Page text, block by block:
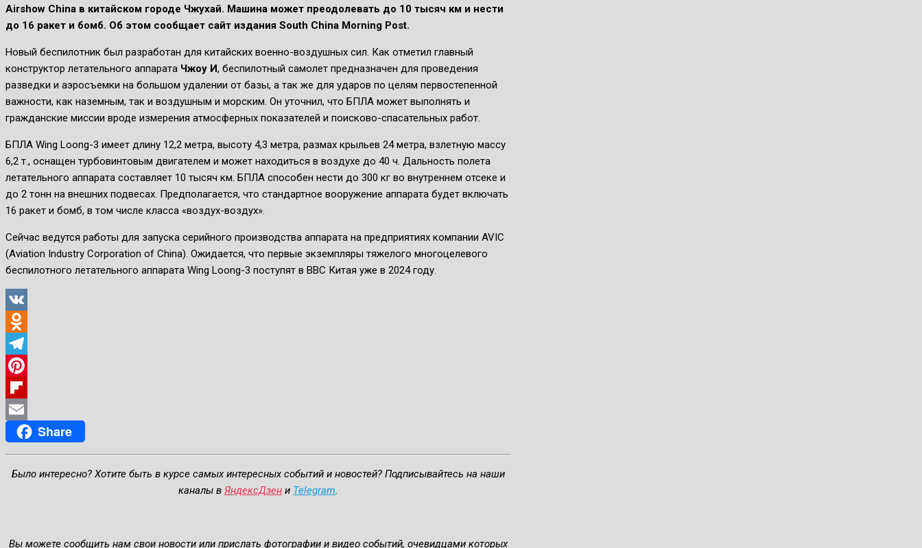
Airshow China в китайском городе Чжухай. Машина может преодолевать до 10 тысяч км и нести
до 16 ракет и бомб. Об этом сообщает сайт издания South China Morning Post.
Новый беспилотник был разработан для китайских военно-воздушных сил. Как отметил главный
конструктор летательного аппарата Чжоу И, беспилотный самолет предназначен для проведения
разведки и аэросъемки на большом удалении от базы, а так же для ударов по целям первостепенной
важности, как наземным, так и воздушным и морским. Он уточнил, что БПЛА может выполнять и
гражданские миссии вроде измерения атмосферных показателей и поисково-спасательных работ.
БПЛА Wing Loong-3 имеет длину 12,2 метра, высоту 4,3 метра, размах крыльев 24 метра, взлетную массу
6,2 т., оснащен турбовинтовым двигателем и может находиться в воздухе до 40 ч. Дальность полета
летательного аппарата составляет 10 тысяч км. БПЛА способен нести до 300 кг во внутреннем отсеке и
до 2 тонн на внешних подвесах. Предполагается, что стандартное вооружение аппарата будет включать
16 ракет и бомб, в том числе класса «воздух-воздух».
Сейчас ведутся работы для запуска серийного производства аппарата на предприятиях компании AVIC
(Aviation Industry Corporation of China). Ожидается, что первые экземпляры тяжелого многоцелевого
беспилотного летательного аппарата Wing Loong-3 поступят в ВВС Китая уже в 2024 году.
VK
Odnoklassniki
Telegram
Pinterest
Flipboard
Email
Share
Было интересно? Хотите быть в курсе самых интересных событий и новостей? Подписывайтесь на наши
каналы в ЯндексДзен и Telegram.
Вы можете сообщить нам свои новости или прислать фотографии и видео событий, очевидцами которых